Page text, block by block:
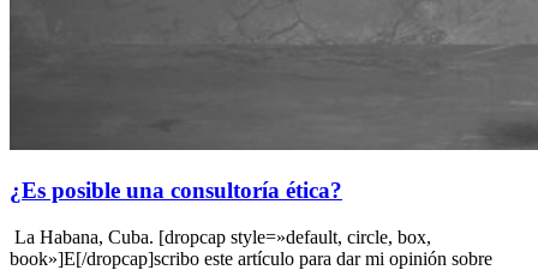
¿Es posible una consultoría ética?
La Habana, Cuba. [dropcap style=»default, circle, box,
book»]E[/dropcap]scribo este artículo para dar mi opinión sobre